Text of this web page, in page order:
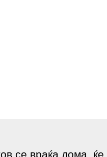
се враќа дома, ќе